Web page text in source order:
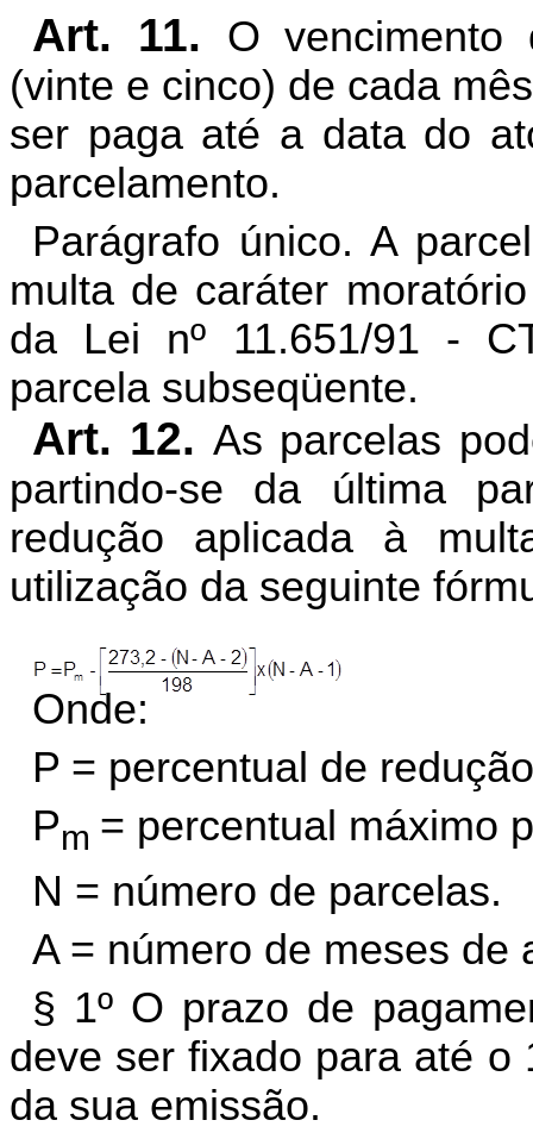
Art. 11. O
(vinte e cinco) de cada
ser paga até a data do
parcelamento.
Parágrafo único. A
multa de caráter
da Lei nº 11.651/91 -
parcela subseqüente.
Art. 12.As parcelas
partindo-se da última
redução aplicada à
utilização da seguinte
Onde:
P = percentual de
Pm = percentual máximo
N = número de parcelas.
A = número de meses de
§ 1º O prazo de
deve ser fixado para até o
da sua emissão.